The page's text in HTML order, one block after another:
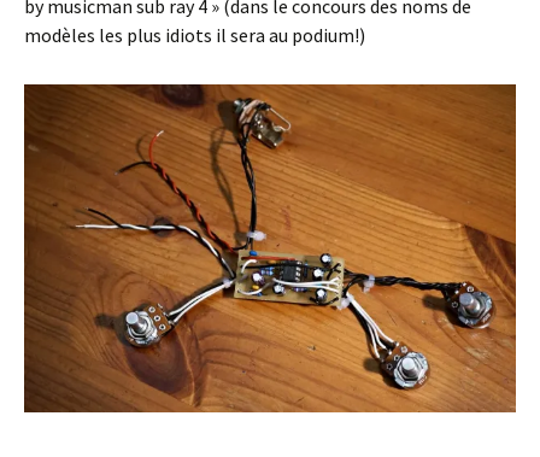
by musicman sub ray 4 » (dans le concours des noms de
modèles les plus idiots il sera au podium!)